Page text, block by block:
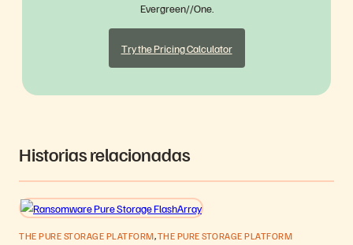
Evergreen//One.
Try the Pricing Calculator
Historias relacionadas
THE PURE STORAGE PLATFORM,THE PURE STORAGE PLATFORM